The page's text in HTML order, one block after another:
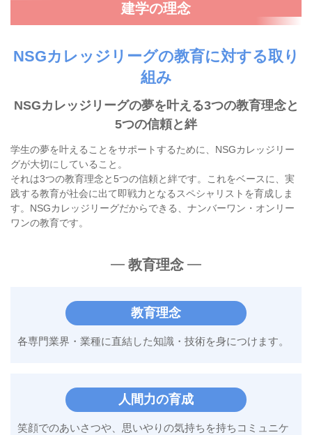
建学の理念
NSGカレッジリーグの教育に対する取り
組み
NSGカレッジリーグの夢を叶える3つの教育理念と
5つの信頼と絆
学生の夢を叶えることをサポートするために、NSGカレッジリー
グが大切にしていること。
それは3つの教育理念と5つの信頼と絆です。これをベースに、実
践する教育が社会に出て即戦力となる スペシャリストを育成しま
す。NSGカレッジリーグだからできる、ナンバーワン・オンリー
ワンの教育です。
教育理念
教育理念
各専門業界・業種に直結した知識・技術を身につけます。
人間力の育成
笑顔でのあいさつや、思いやりの気持ちを持ちコミュニケ